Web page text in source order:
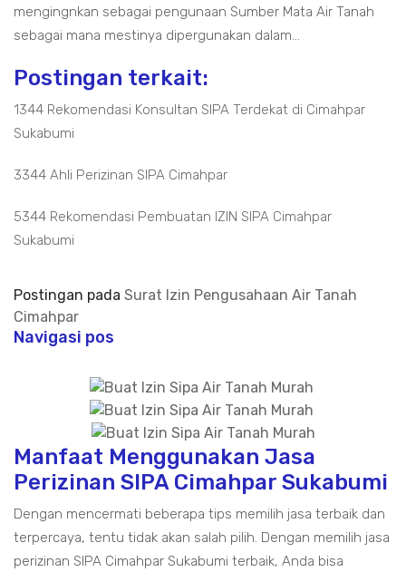
mengingnkan sebagai pengunaan Sumber Mata Air Tanah
sebagai mana mestinya dipergunakan dalam...
Postingan terkait:
1344 Rekomendasi Konsultan SIPA Terdekat di Cimahpar
Sukabumi
3344 Ahli Perizinan SIPA Cimahpar
5344 Rekomendasi Pembuatan IZIN SIPA Cimahpar
Sukabumi
Postingan pada Surat Izin Pengusahaan Air Tanah
Cimahpar
Navigasi pos
Manfaat Menggunakan Jasa
Perizinan SIPA Cimahpar Sukabumi
Dengan mencermati beberapa tips memilih jasa terbaik dan
terpercaya, tentu tidak akan salah pilih. Dengan memilih jasa
perizinan SIPA Cimahpar Sukabumi terbaik, Anda bisa